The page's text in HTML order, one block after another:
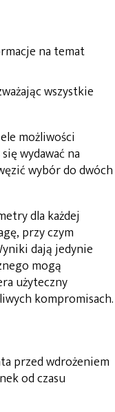
na temat
wszystkie
możliwości
wydawać na
wybór do dwóch
dla każdej
przy czym
dają jedynie
mogą
użyteczny
kompromisach.
przed wdrożeniem
od czasu